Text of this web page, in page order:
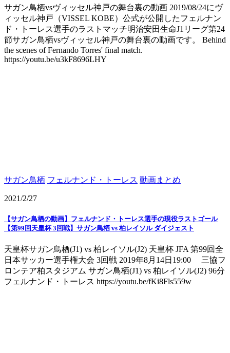
サガン鳥栖vsヴィッセル神戸の舞台裏の動画 2019/08/24にヴ
ィッセル神戸（VISSEL KOBE）公式が公開したフェルナン
ド・トーレス選手のラストマッチ明治安田生命J1リーグ第24
節サガン鳥栖vsヴィッセル神戸の舞台裏の動画です。 Behind
the scenes of Fernando Torres' final match.
https://youtu.be/u3kF8696LHY
サガン鳥栖 フェルナンド・トーレス 動画まとめ
2021/2/27
【サガン鳥栖の動画】フェルナンド・トーレス選手の現役ラストゴール
【第99回天皇杯 3回戦】サガン鳥栖 vs 柏レイソル ダイジェスト
天皇杯サガン鳥栖(J1) vs 柏レイソル(J2) 天皇杯 JFA 第99回全
日本サッカー選手権大会 3回戦 2019年8月14日19:00 三協フ
ロンテア柏スタジアム サガン鳥栖(J1) vs 柏レイソル(J2) 96分
フェルナンド・トーレス https://youtu.be/fKi8Fls559w